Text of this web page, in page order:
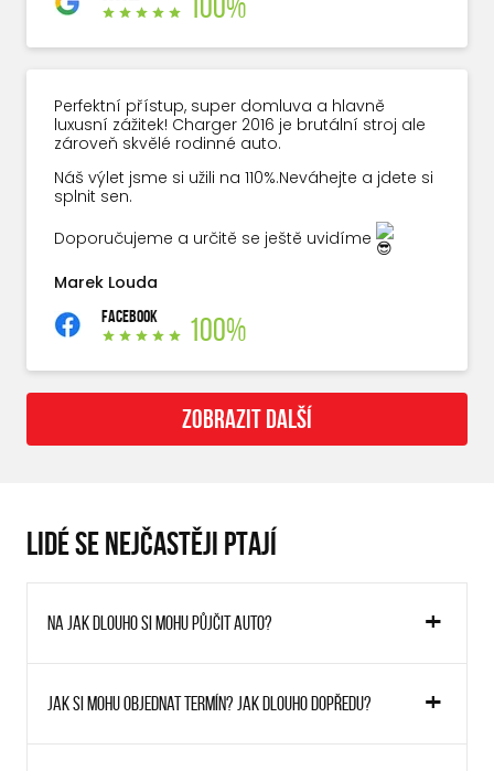
Perfektní přístup, super domluva a hlavně
luxusní zážitek! Charger 2016 je brutální stroj ale
zároveň skvělé rodinné auto.
Náš výlet jsme si užili na 110%.Neváhejte a jdete si
splnit sen.
Doporučujeme a určitě se ještě uvidíme
Marek Louda
FACEBOOK 100%
ZOBRAZIT DALŠÍ
LIDÉ SE NEJČASTĚJI PTAJÍ
Na jak dlouho si mohu půjčit auto?
Jak si mohu objednat termín? Jak dlouho dopředu?